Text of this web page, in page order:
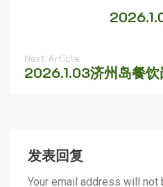
Next Article
2026.1.03济州岛餐饮
发表回复
Your email address will not